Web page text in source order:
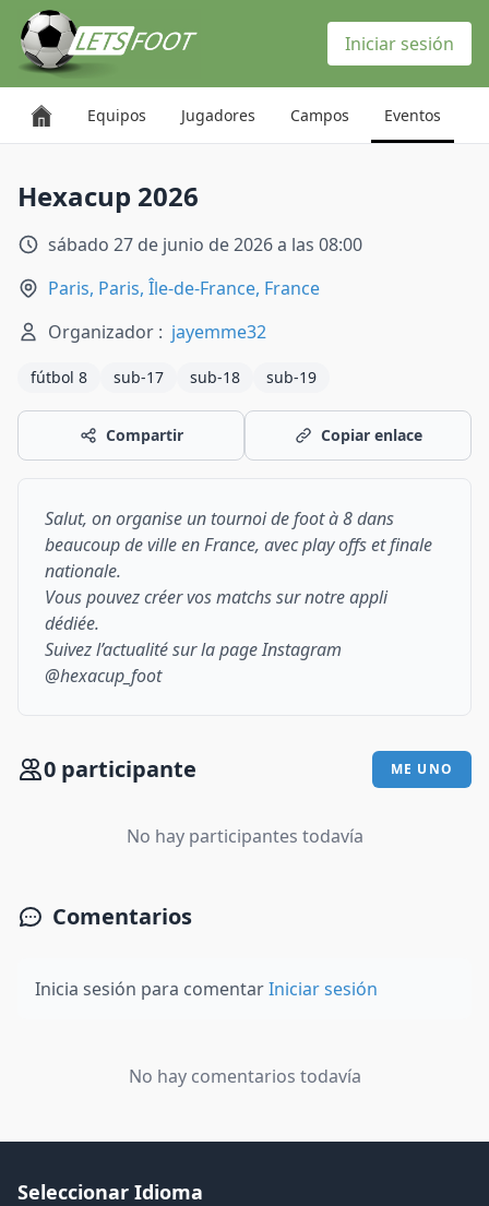
Iniciar sesión
Equipos Jugadores Campos Eventos
Hexacup 2026
sábado 27 de junio de 2026 a las 08:00
Paris, Paris, Île-de-France, France
Organizador : jayemme32
fútbol 8 sub-17 sub-18 sub-19
Compartir Copiar enlace
Salut, on organise un tournoi de foot à 8 dans
beaucoup de ville en France, avec play offs et finale
nationale.
Vous pouvez créer vos matchs sur notre appli
dédiée.
Suivez l’actualité sur la page Instagram
@hexacup_foot
0 participante ME UNO
No hay participantes todavía
Comentarios
Inicia sesión para comentarIniciar sesión
No hay comentarios todavía
Seleccionar Idioma
Panel de gestión de cookies